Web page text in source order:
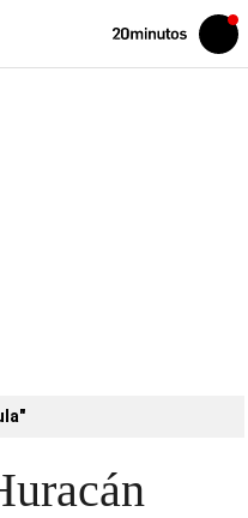
Volver
Iniciar
sesión